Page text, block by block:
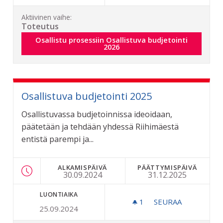
Aktiivinen vaihe:
Toteutus
Osallistu prosessiin Osallistuva budjetointi 2026
Osallistu prosessiin Osallistuva budjetointi
2026
Osallistuva budjetointi 2025
Osallistuvassa budjetoinnissa ideoidaan,
päätetään ja tehdään yhdessä Riihimäestä
entistä parempi ja...
ALKAMISPÄIVÄ
30.09.2024
PÄÄTTYMISPÄIVÄ
31.12.2025
LUONTIAIKA
25.09.2024
1 1 SEURAAJA
SEURAA